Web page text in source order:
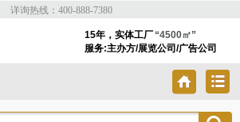
详询热线：400-888-7380
15年，实体工厂 “4500㎡”
服务:主办方/展览公司/广告公司